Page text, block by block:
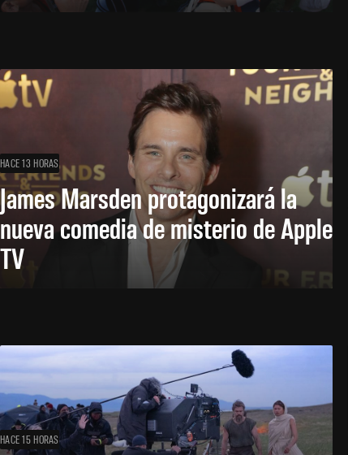
HACE 13 HORAS
James Marsden protagonizará la
nueva comedia de misterio de Apple
TV
HACE 15 HORAS